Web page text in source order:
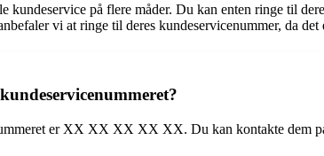
på flere måder. Du kan enten ringe til
vi at ringe til deres kundeservicenummer, da det
er XX XX XX XX XX. Du kan kontakte dem på